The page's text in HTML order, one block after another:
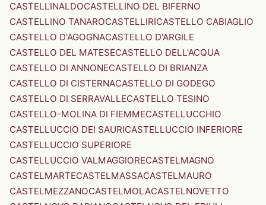
CASTELLINALDOCASTELLINO DEL BIFERNO
CASTELLINO TANAROCASTELLIRICASTELLO CABIAGLIO
CASTELLO D'AGOGNACASTELLO D'ARGILE
CASTELLO DEL MATESECASTELLO DELL'ACQUA
CASTELLO DI ANNONECASTELLO DI BRIANZA
CASTELLO DI CISTERNACASTELLO DI GODEGO
CASTELLO DI SERRAVALLECASTELLO TESINO
CASTELLO-MOLINA DI FIEMMECASTELLUCCHIO
CASTELLUCCIO DEI SAURICASTELLUCCIO INFERIORE
CASTELLUCCIO SUPERIORE
CASTELLUCCIO VALMAGGIORECASTELMAGNO
CASTELMARTECASTELMASSACASTELMAURO
CASTELMEZZANOCASTELMOLACASTELNOVETTO